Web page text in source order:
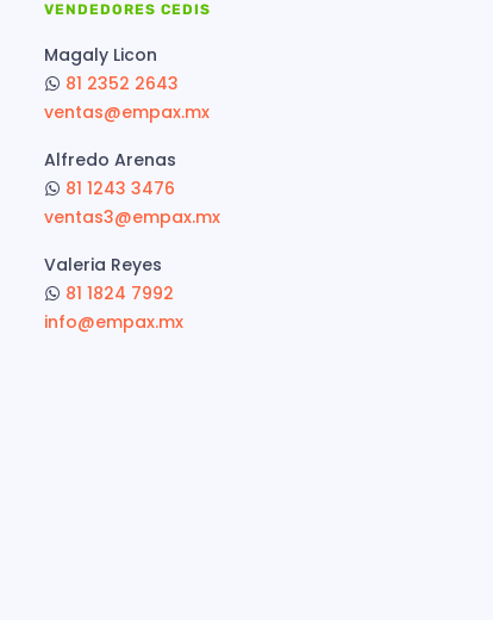
VENDEDORES CEDIS
Magaly Licon
81 2352 2643
ventas@empax.mx
Alfredo Arenas
81 1243 3476
ventas3@empax.mx
Valeria Reyes
81 1824 7992
info@empax.mx